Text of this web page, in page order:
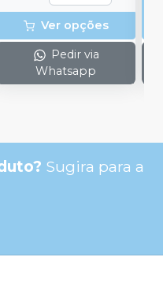
Ver opções
Pedir via
Whatsapp
Sugira para a